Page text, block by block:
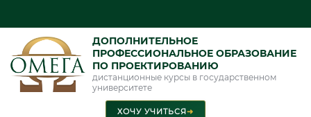
ДОПОЛНИТЕЛЬНОЕ
ПРОФЕССИОНАЛЬНОЕ ОБРАЗОВАНИЕ
ПО ПРОЕКТИРОВАНИЮ
дистанционные курсы в государственном
университете
ХОЧУ УЧИТЬСЯ➜